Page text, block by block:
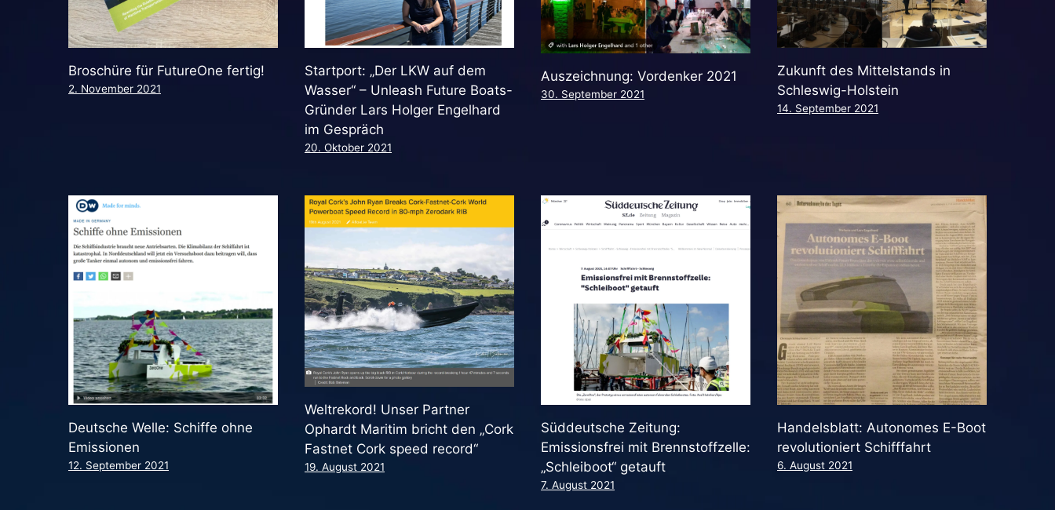
Broschüre für FutureOne fertig!
2. November 2021
Startport: „Der LKW auf dem
Wasser“ – Unleash Future Boats-
Gründer Lars Holger Engelhard
im Gespräch
20. Oktober 2021
Auszeichnung: Vordenker 2021
30. September 2021
Zukunft des Mittelstands in
Schleswig-Holstein
14. September 2021
Deutsche Welle: Schiffe ohne
Emissionen
12. September 2021
Weltrekord! Unser Partner
Ophardt Maritim bricht den „Cork
Fastnet Cork speed record“
19. August 2021
Süddeutsche Zeitung:
Emissionsfrei mit Brennstoffzelle:
„Schleiboot“ getauft
7. August 2021
Handelsblatt: Autonomes E-Boot
revolutioniert Schifffahrt
6. August 2021